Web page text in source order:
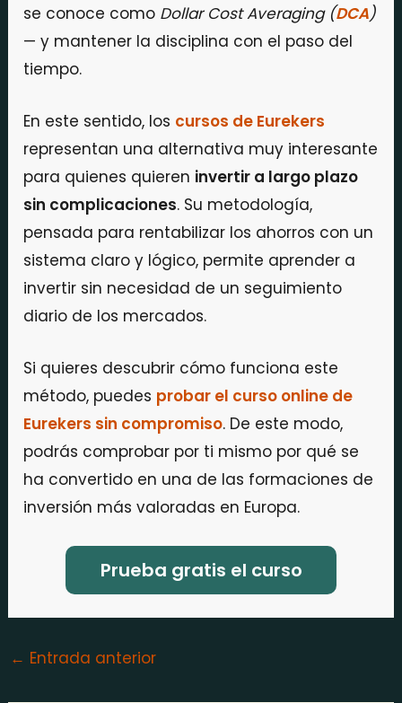
se conoce como Dollar Cost Averaging (DCA)
— y mantener la disciplina con el paso del
tiempo.
En este sentido, los cursos de Eurekers
representan una alternativa muy interesante
para quienes quieren invertir a largo plazo
sin complicaciones. Su metodología,
pensada para rentabilizar los ahorros con un
sistema claro y lógico, permite aprender a
invertir sin necesidad de un seguimiento
diario de los mercados.
Si quieres descubrir cómo funciona este
método, puedes probar el curso online de
Eurekers sin compromiso. De este modo,
podrás comprobar por ti mismo por qué se
ha convertido en una de las formaciones de
inversión más valoradas en Europa.
Prueba gratis el curso
← Entrada anterior